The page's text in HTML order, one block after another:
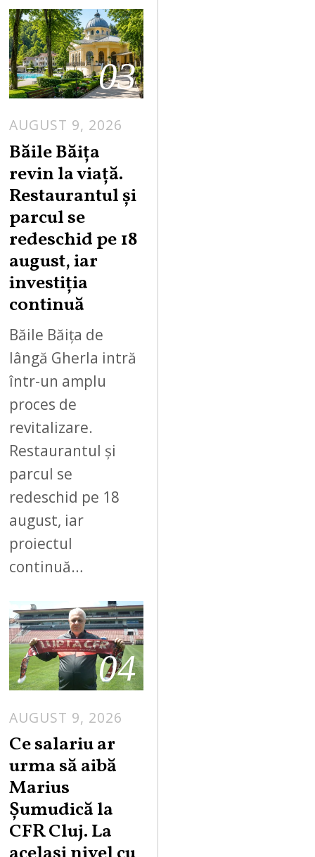
03
AUGUST 9, 2026
S
9
Băile Băița
revin la viață.
Restaurantul și
parcul se
redeschid pe 18
august, iar
investiția
continuă
Băile Băița de
lângă Gherla intră
într-un amplu
proces de
revitalizare.
Restaurantul și
parcul se
redeschid pe 18
august, iar
proiectul
continuă…
04
AUGUST 9, 2026
Ce salariu ar
urma să aibă
Marius
Șumudică la
CFR Cluj. La